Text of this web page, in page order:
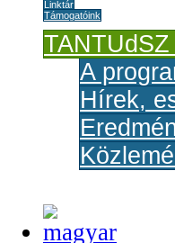
Linktár
Támogatóink
A
Hírek,